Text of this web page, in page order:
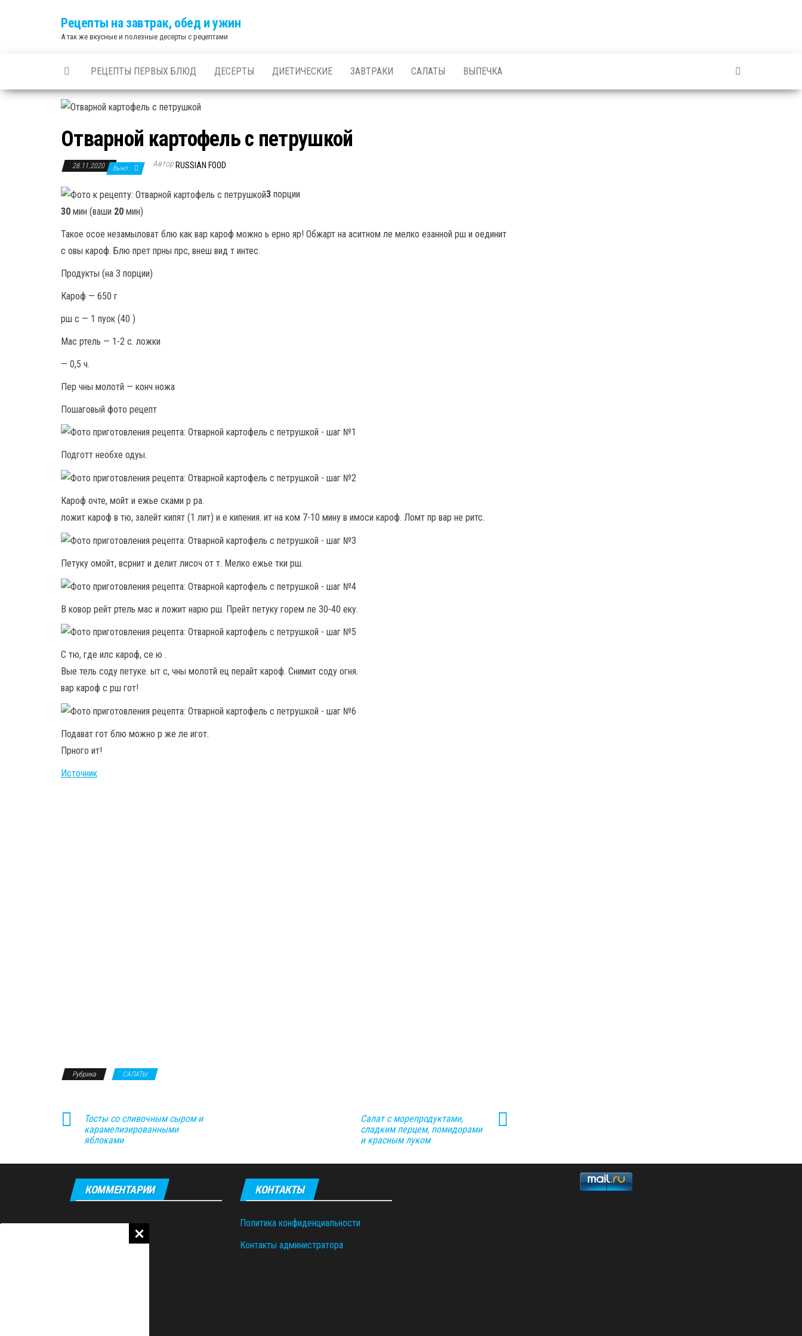
Рецепты на завтрак, обед и ужин
А так же вкусные и полезные десерты с рецептами
РЕЦЕПТЫ ПЕРВЫХ БЛЮД ДЕСЕРТЫ ДИЕТИЧЕСКИЕ ЗАВТРАКИ САЛАТЫ ВЫПЕЧКА
Отварной картофель с петрушкой
28.11.2020 Выкл. Автор RUSSIAN FOOD
3 порции
30 мин (ваши 20 мин)
Такое осое незамыловат блю как вар кароф можно ь ерно яр! Обжарт на аситном ле мелко езанной рш и оединит
с овы кароф. Блю прет прны прс, внеш вид т интес.
Продукты (на 3 порции)
Кароф — 650 г
рш с — 1 пуок (40 )
Мас ртель — 1-2 с. ложки
— 0,5 ч.
Пер чны молотй — конч ножа
Пошаговый фото рецепт
Подготт необхе одуы.
Кароф очте, мойт и ежье сками р ра.
ложит кароф в тю, залейт кипят (1 лит) и е кипения. ит на ком 7-10 мину в имоси кароф. Ломт пр вар не ритс.
Петуку омойт, всрнит и делит лисоч от т. Мелко ежье тки рш.
В ковор рейт ртель мас и ложит нарю рш. Прейт петуку горем ле 30-40 еку.
С тю, где илс кароф, се ю .
Вые тель соду петуке. ыт с, чны молотй ец перайт кароф. Снимит соду огня.
вар кароф с рш гот!
Подават гот блю можно р же ле игот.
Прного ит!
Источник
Рубрика САЛАТЫ
Тосты со сливочным сыром и
карамелизированными
яблоками
Салат с морепродуктами,
сладким перцем, помидорами
и красным луком
КОММЕНТАРИИ КОНТАКТЫ
Политика конфиденциальности
Контакты администратора